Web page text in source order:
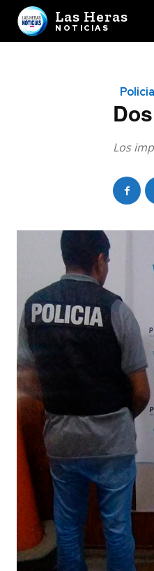
Las Heras
NOTICIAS
Los